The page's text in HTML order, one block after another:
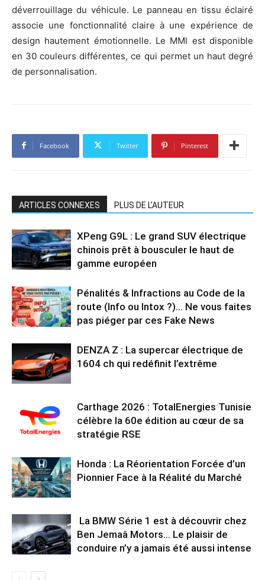
déverrouillage du véhicule. Le panneau en tissu éclairé
associe une fonctionnalité claire à une expérience de
design hautement émotionnelle. Le MMI est disponible
en 30 couleurs différentes, ce qui permet un haut degré
de personnalisation.
Facebook Twitter Pinterest
ARTICLES CONNEXES PLUS DE L'AUTEUR
XPeng G9L : Le grand SUV électrique
chinois prêt à bousculer le haut de
gamme européen
Pénalités & Infractions au Code de la
route (Info ou Intox ?)… Ne vous faites
pas piéger par ces Fake News
DENZA Z : La supercar électrique de
1604 ch qui redéfinit l’extrême
Carthage 2026 : TotalEnergies Tunisie
célèbre la 60e édition au cœur de sa
stratégie RSE
Honda : La Réorientation Forcée d’un
Pionnier Face à la Réalité du Marché
La BMW Série 1 est à découvrir chez
Ben Jemaâ Motors… Le plaisir de
conduire n’y a jamais été aussi intense